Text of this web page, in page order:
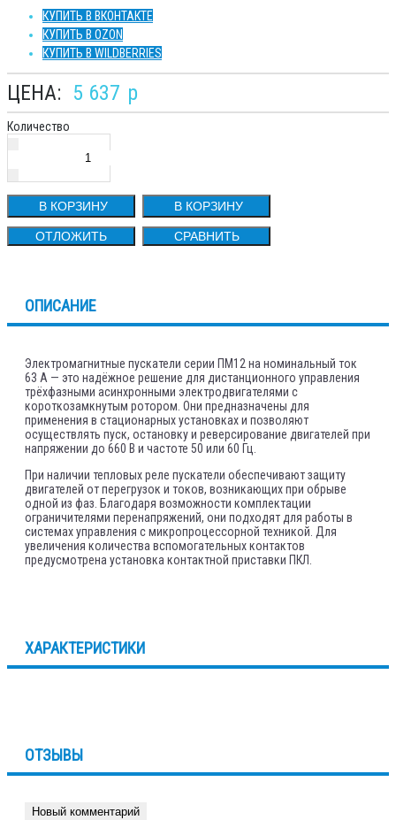
КУПИТЬ В ВКОНТАКТЕ
КУПИТЬ В OZON
КУПИТЬ В WILDBERRIES
ЦЕНА: 5 637 p
Количество
В КОРЗИНУ В КОРЗИНУ
ОТЛОЖИТЬ СРАВНИТЬ
ОПИСАНИЕ
Электромагнитные пускатели серии ПМ12 на номинальный ток
63 А — это надёжное решение для дистанционного управления
трёхфазными асинхронными электродвигателями с
короткозамкнутым ротором. Они предназначены для
применения в стационарных установках и позволяют
осуществлять пуск, остановку и реверсирование двигателей при
напряжении до 660 В и частоте 50 или 60 Гц.
При наличии тепловых реле пускатели обеспечивают защиту
двигателей от перегрузок и токов, возникающих при обрыве
одной из фаз. Благодаря возможности комплектации
ограничителями перенапряжений, они подходят для работы в
системах управления с микропроцессорной техникой. Для
увеличения количества вспомогательных контактов
предусмотрена установка контактной приставки ПКЛ.
ХАРАКТЕРИСТИКИ
ОТЗЫВЫ
Новый комментарий